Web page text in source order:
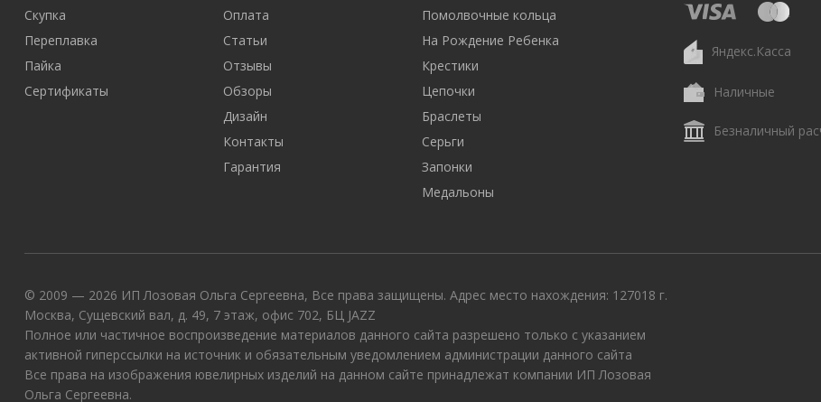
Скупка
Переплавка
Пайка
Сертификаты
Оплата
Статьи
Отзывы
Обзоры
Дизайн
Контакты
Гарантия
Помолвочные кольца
На Рождение Ребенка
Крестики
Цепочки
Браслеты
Серьги
Запонки
Медальоны
Яндекс.Касса
Наличные
Безналичный
© 2009 — 2026 ИП Лозовая Ольга Сергеевна, Все права защищены. Адрес место нахождения: 127018 г.
Москва, Сущевский вал, д. 49, 7 этаж, офис 702, БЦ JAZZ
Полное или частичное воспроизведение материалов данного сайта разрешено только с указанием
активной гиперссылки на источник и обязательным уведомлением администрации данного сайта
Все права на изображения ювелирных изделий на данном сайте принадлежат компании ИП Лозовая
Ольга Сергеевна.